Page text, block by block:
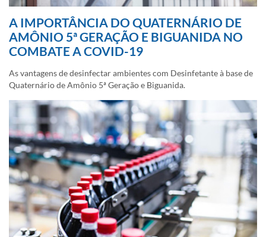
A IMPORTÂNCIA DO QUATERNÁRIO DE
AMÔNIO 5ª GERAÇÃO E BIGUANIDA NO
COMBATE A COVID-19
As vantagens de desinfectar ambientes com Desinfetante à base de
Quaternário de Amônio 5ª Geração e Biguanida.